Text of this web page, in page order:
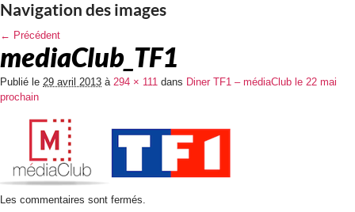
Navigation des images
← Précédent
mediaClub_TF1
Publié le 29 avril 2013 à 294 × 111 dans Diner TF1 – médiaClub le 22 mai
prochain
Les commentaires sont fermés.